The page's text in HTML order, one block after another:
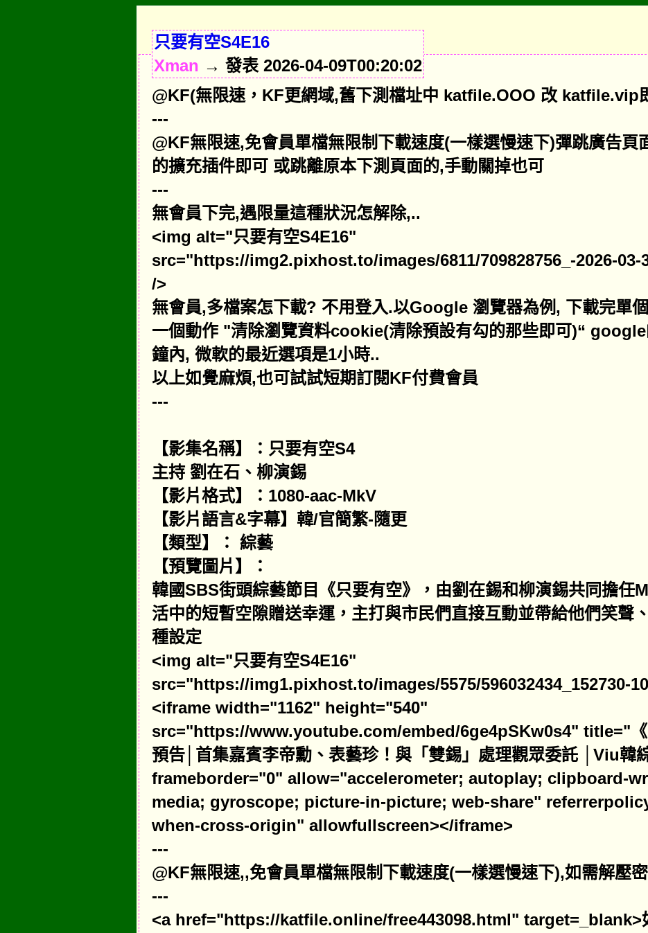
只要有空S4E16
Xman → 發表 2026-04-09T00:20:02
@KF(無限速，KF更網域,舊下測檔址中 katfile.OOO 改 katfile.vip
---
@KF無限速,免會員單檔無限制下載速度(一樣選慢速下)彈跳廣告頁
的擴充插件即可 或跳離原本下測頁面的,手動關掉也可
---
無會員下完,遇限量這種狀況怎解除,..
<img alt="只要有空S4E16"
src="https://img2.pixhost.to/images/6811/709828756_-2026-03-
/>
無會員,多檔案怎下載? 不用登入.以Google 瀏覽器為例, 下載完單
一個動作 "清除瀏覽資料cookie(清除預設有勾的那些即可)“
鐘內, 微軟的最近選項是1小時..
以上如覺麻煩,也可試試短期訂閱KF付費會員
---
【影集名稱】：只要有空S4
主持 劉在石、柳演錫
【影片格式】：1080-aac-MkV
【影片語言&字幕】韓/官簡繁-隨更
【類型】： 綜藝
【預覽圖片】：
韓國SBS街頭綜藝節目《只要有空》，由劉在錫和柳演錫共同擔任
活中的短暫空隙贈送幸運，主打與市民們直接互動並帶給他們笑聲
種設定
<img alt="只要有空S4E16"
src="https://img1.pixhost.to/images/5575/596032434_152730-
<iframe width="1162" height="540"
src="https://www.youtube.com/embed/6ge4pSKw0s4" title="《
預告│首集嘉賓李帝勳、表藝珍！與「雙錫」處理觀眾委託 │Viu韓
frameborder="0" allow="accelerometer; autoplay; clipboard-
media; gyroscope; picture-in-picture; web-share"
when-cross-origin" allowfullscreen></iframe>
---
@KF無限速,,免會員單檔無限制下載速度(一樣選慢速下),如需解壓
---
<a href="https://katfile.online/free443098.html" target=_blank>